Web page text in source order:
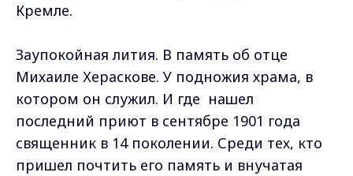
Кремле.
Заупокойная лития. В память об отце
Михаиле Хераскове. У подножия храма, в
котором он служил. И где нашел
последний приют в сентябре 1901 года
священник в 14 поколении. Среди тех, кто
пришел почтить его память и внучатая